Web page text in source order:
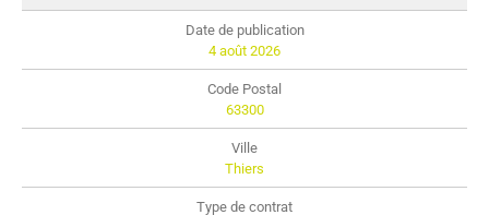
4 août 2026
63300
Thiers